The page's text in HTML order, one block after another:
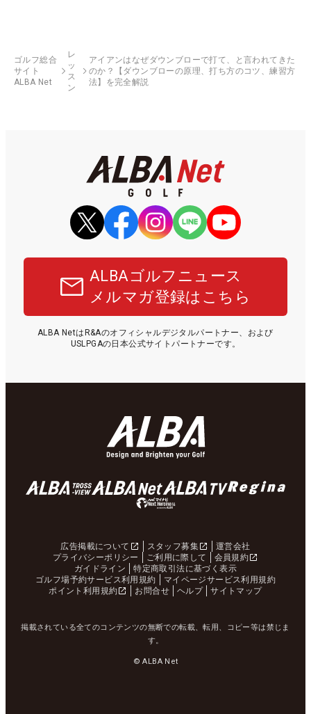
ゴルフ総合
サイト
ALBA Net
レ
ッ
ス
ン
アイアンはなぜダウンブローで打て、と言われてきた
のか？【ダウンブローの原理、打ち方のコツ、練習方
法】を完全解説
ALBAゴルフニュース
メルマガ登録はこちら
ALBA NetはR&Aのオフィシャルデジタルパートナー、および
USLPGAの日本公式サイトパートナーです。
広告掲載について スタッフ募集
運営会社
プライバシーポリシー
ご利用に際して
会員規約
ガイドライン
特定商取引法に基づく表示
ゴルフ場予約サービス利用規約
マイページサービス利用規約
ポイント利用規約
お問合せ ヘルプ サイトマップ
掲載されている全てのコンテンツの無断での転載、転用、コピー等は禁じま
す。
© ALBA Net